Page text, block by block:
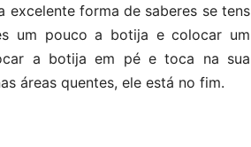
excelente forma de saberes se tens
um pouco a botija e colocar um
a botija em pé e toca na sua
áreas quentes, ele está no fim.